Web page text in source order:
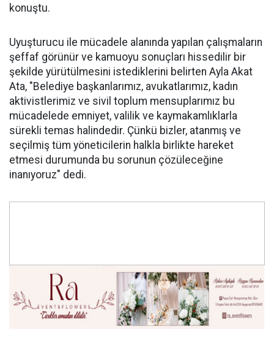
konuştu.
Uyuşturucu ile mücadele alanında yapılan çalışmaların
şeffaf görünür ve kamuoyu sonuçları hissedilir bir
şekilde yürütülmesini istediklerini belirten Ayla Akat
Ata, "Belediye başkanlarımız, avukatlarımız, kadın
aktivistlerimiz ve sivil toplum mensuplarımız bu
mücadelede emniyet, valilik ve kaymakamlıklarla
sürekli temas halindedir. Çünkü bizler, atanmış ve
seçilmiş tüm yöneticilerin halkla birlikte hareket
etmesi durumunda bu sorunun çözüleceğine
inanıyoruz" dedi.